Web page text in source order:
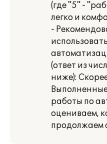
(где "5" -
легко и
-
(ответ из
ниже):
работы по
оцениваем,
продолжаем